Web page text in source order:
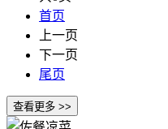
首页
上一页
下一页
尾页